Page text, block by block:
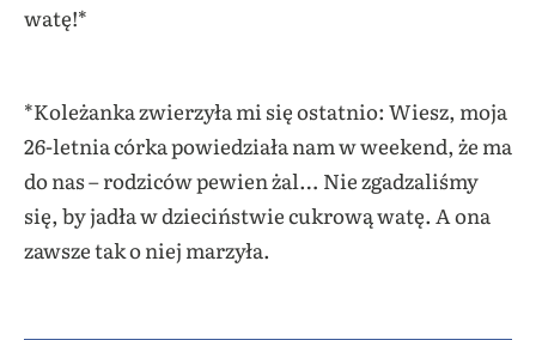
watę!*
*Koleżanka zwierzyła mi się ostatnio: Wiesz, moja
26-letnia córka powiedziała nam w weekend, że ma
do nas – rodziców pewien żal… Nie zgadzaliśmy
się, by jadła w dzieciństwie cukrową watę. A ona
zawsze tak o niej marzyła.